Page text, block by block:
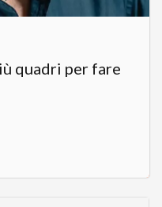
quadri per fare